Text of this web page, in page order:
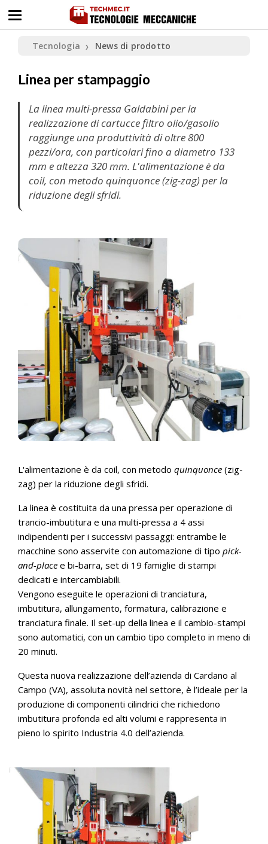
Tecnologia ❯ News di prodotto
Linea per stampaggio
La linea multi-pressa Galdabini per la
realizzazione di cartucce filtro olio/gasolio
raggiunge una produttività di oltre 800
pezzi/ora, con particolari fino a diametro 133
mm e altezza 320 mm. L'alimentazione è da
coil, con metodo quinquonce(zig-zag) per la
riduzione degli sfridi.
L'alimentazione è da coil, con metodo quinquonce (zig-
zag) per la riduzione degli sfridi.
La linea è costituita da una pressa per operazione di
trancio-imbutitura e una multi-pressa a 4 assi
indipendenti per i successivi passaggi: entrambe le
macchine sono asservite con automazione di tipo pick-
and-place e bi-barra, set di 19 famiglie di stampi
dedicati e intercambiabili.
Vengono eseguite le operazioni di tranciatura,
imbutitura, allungamento, formatura, calibrazione e
tranciatura finale. Il set-up della linea e il cambio-stampi
sono automatici, con un cambio tipo completo in meno di
20 minuti.
Questa nuova realizzazione dell’azienda di Cardano al
Campo (VA), assoluta novità nel settore, è l’ideale per la
produzione di componenti cilindrici che richiedono
imbutitura profonda ed alti volumi e rappresenta in
pieno lo spirito Industria 4.0 dell’azienda.